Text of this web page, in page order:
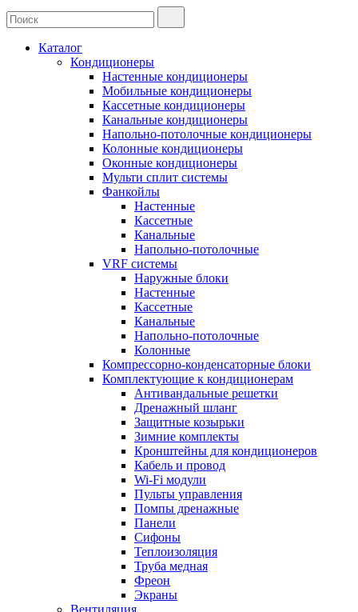
Каталог
Кондиционеры
Настенные кондиционеры
Мобильные кондиционеры
Кассетные кондиционеры
Канальные кондиционеры
Напольно-потолочные кондиционеры
Колонные кондиционеры
Оконные кондиционеры
Мульти сплит системы
Фанкойлы
Настенные
Кассетные
Канальные
Напольно-потолочные
VRF системы
Наружные блоки
Настенные
Кассетные
Канальные
Напольно-потолочные
Колонные
Компрессорно-конденсаторные блоки
Комплектующие к кондиционерам
Антивандальные решетки
Дренажный шланг
Защитные козырьки
Зимние комплекты
Кронштейны для кондиционеров
Кабель и провод
Wi-Fi модули
Пульты управления
Помпы дренажные
Панели
Сифоны
Теплоизоляция
Труба медная
Фреон
Экраны
Вентиляция